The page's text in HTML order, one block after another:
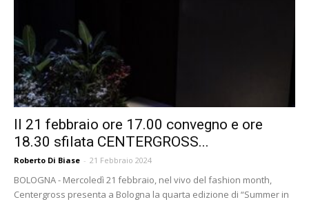
Il 21 febbraio ore 17.00 convegno e ore
18.30 sfilata CENTERGROSS...
Roberto Di Biase - 21 Febbraio 2024
BOLOGNA - Mercoledì 21 febbraio, nel vivo del fashion month,
Centergross presenta a Bologna la quarta edizione di “Summer in